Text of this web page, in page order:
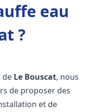
eau
?
de Le Bouscat, nous
de proposer des
et de